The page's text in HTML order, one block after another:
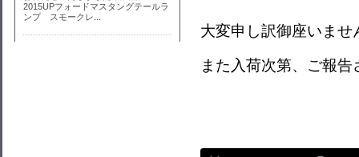
大変申し訳御座いま
また入荷次第、ご報